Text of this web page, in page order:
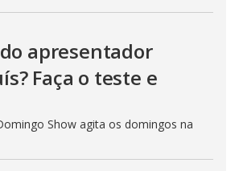
do apresentador
Faça o teste e
Show agita os domingos na